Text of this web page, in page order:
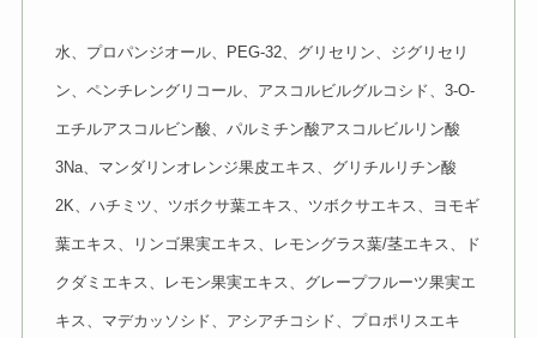
水、プロパンジオール、PEG-32、グリセリン、ジグリセリ
ン、ペンチレングリコール、アスコルビルグルコシド、3-O-
エチルアスコルビン酸、パルミチン酸アスコルビルリン酸
3Na、マンダリンオレンジ果皮エキス、グリチルリチン酸
2K、ハチミツ、ツボクサ葉エキス、ツボクサエキス、ヨモギ
葉エキス、リンゴ果実エキス、レモングラス葉/茎エキス、ド
クダミエキス、レモン果実エキス、グレープフルーツ果実エ
キス、マデカッソシド、アシアチコシド、プロポリスエキ